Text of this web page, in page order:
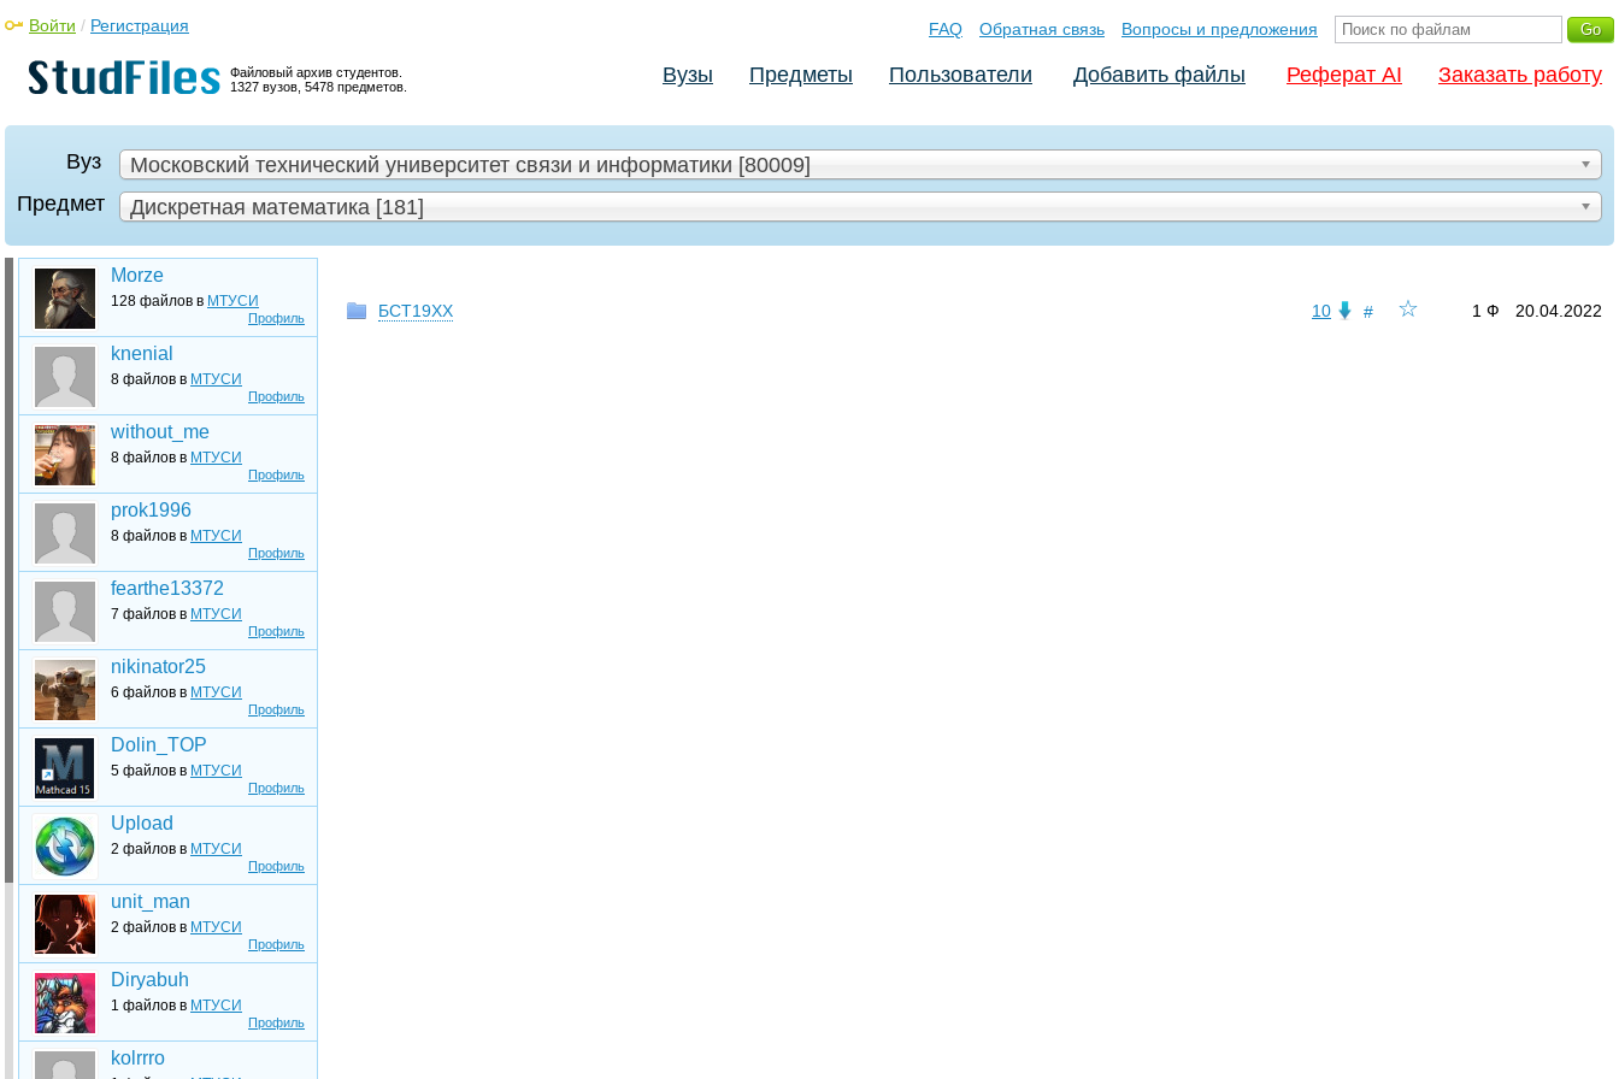
Файловый архив студентов.
1327 вузов, 5478 предметов.
Войти / Регистрация FAQ Обратная связь Вопросы и предложения
Вузы Предметы Пользователи Добавить файлы Реферат AI Заказать работу
Вуз
Московский технический университет связи и информатики [80009]
Предмет
Дискретная математика [181]
Профиль
Morze
128 файлов в МТУСИ
Профиль
knenial
8 файлов в МТУСИ
Профиль
without_me
8 файлов в МТУСИ
Профиль
prok1996
8 файлов в МТУСИ
Профиль
fearthe13372
7 файлов в МТУСИ
Профиль
nikinator25
6 файлов в МТУСИ
Профиль
Dolin_TOP
5 файлов в МТУСИ
Профиль
Upload
2 файлов в МТУСИ
Профиль
unit_man
2 файлов в МТУСИ
Профиль
Diryabuh
1 файлов в МТУСИ
kolrrro
☆
# 20.04.2022
1 Ф
10
БСТ19ХХ